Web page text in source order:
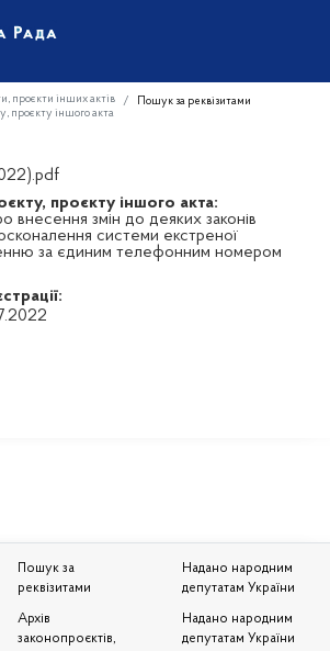
проєкти інших актів
Пошук за реквізитами
проєкту іншого акта
проєкту іншого акта:
внесення змін до деяких законів
системи екстреної
за єдиним телефонним номером
Пошук за
реквізитами
Архів
законопроєктів,
Надано народним
депутатам України
Надано народним
депутатам України